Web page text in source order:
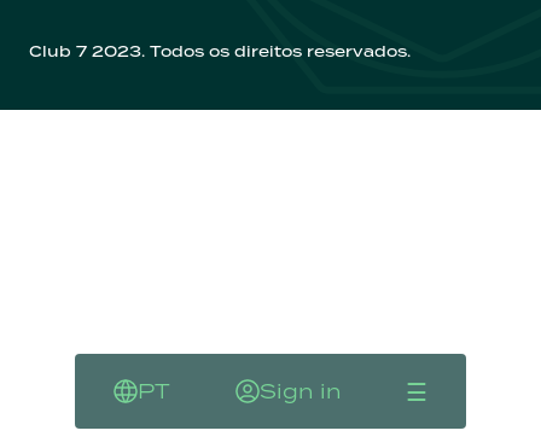
PT
LanguageSign in
Sign in ☰Menu
Club 7 2023. Todos os direitos reservados.